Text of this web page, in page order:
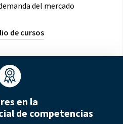
del mercado
de cursos
en la
de competencias